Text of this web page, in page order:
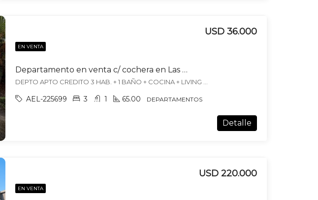
EN VENTA
Departamento en venta c/ cochera en Las Heras
USD 36.000
AEL-225699 3 1 65.00 DEPARTAMENTOS
Detalle
EN VENTA
USD 220.000